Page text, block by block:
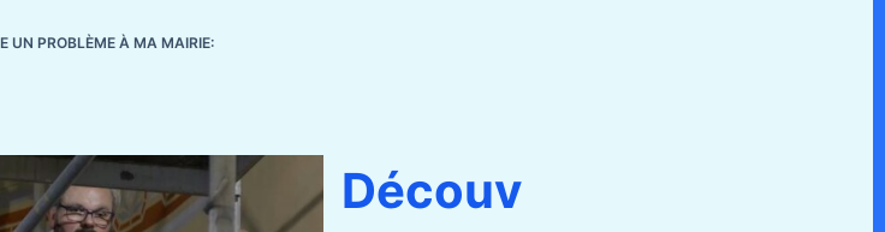
UN PROBLÈME À MA MAIRIE:
Découv